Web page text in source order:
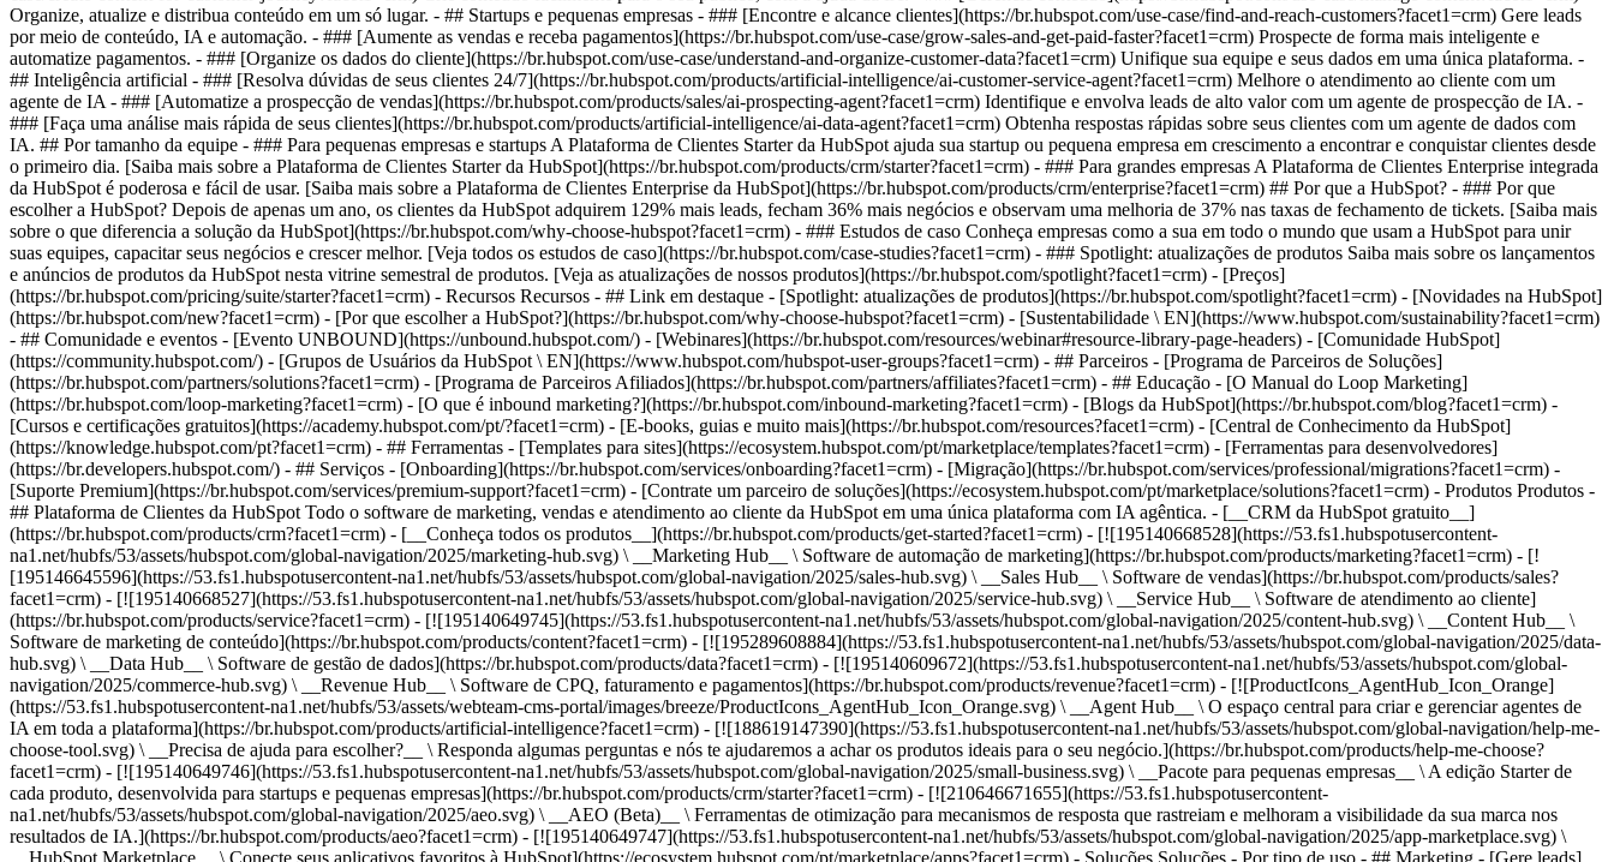
Organize, atualize e distribua conteúdo em um só lugar. - ## Startups e pequenas empresas - ### [Encontre e alcance clientes](https://br.hubspot.com/use-case/find-and-reach-customers?facet1=crm) Gere leads
por meio de conteúdo, IA e automação. - ### [Aumente as vendas e receba pagamentos](https://br.hubspot.com/use-case/grow-sales-and-get-paid-faster?facet1=crm) Prospecte de forma mais inteligente e
automatize pagamentos. - ### [Organize os dados do cliente](https://br.hubspot.com/use-case/understand-and-organize-customer-data?facet1=crm) Unifique sua equipe e seus dados em uma única plataforma. -
## Inteligência artificial - ### [Resolva dúvidas de seus clientes 24/7](https://br.hubspot.com/products/artificial-intelligence/ai-customer-service-agent?facet1=crm) Melhore o atendimento ao cliente com um
agente de IA - ### [Automatize a prospecção de vendas](https://br.hubspot.com/products/sales/ai-prospecting-agent?facet1=crm) Identifique e envolva leads de alto valor com um agente de prospecção de IA. -
### [Faça uma análise mais rápida de seus clientes](https://br.hubspot.com/products/artificial-intelligence/ai-data-agent?facet1=crm) Obtenha respostas rápidas sobre seus clientes com um agente de dados com
IA. ## Por tamanho da equipe - ### Para pequenas empresas e startups A Plataforma de Clientes Starter da HubSpot ajuda sua startup ou pequena empresa em crescimento a encontrar e conquistar clientes desde
o primeiro dia. [Saiba mais sobre a Plataforma de Clientes Starter da HubSpot](https://br.hubspot.com/products/crm/starter?facet1=crm) - ### Para grandes empresas A Plataforma de Clientes Enterprise integrada
da HubSpot é poderosa e fácil de usar. [Saiba mais sobre a Plataforma de Clientes Enterprise da HubSpot](https://br.hubspot.com/products/crm/enterprise?facet1=crm) ## Por que a HubSpot? - ### Por que
escolher a HubSpot? Depois de apenas um ano, os clientes da HubSpot adquirem 129% mais leads, fecham 36% mais negócios e observam uma melhoria de 37% nas taxas de fechamento de tickets. [Saiba mais
sobre o que diferencia a solução da HubSpot](https://br.hubspot.com/why-choose-hubspot?facet1=crm) - ### Estudos de caso Conheça empresas como a sua em todo o mundo que usam a HubSpot para unir
suas equipes, capacitar seus negócios e crescer melhor. [Veja todos os estudos de caso](https://br.hubspot.com/case-studies?facet1=crm) - ### Spotlight: atualizações de produtos Saiba mais sobre os lançamentos
e anúncios de produtos da HubSpot nesta vitrine semestral de produtos. [Veja as atualizações de nossos produtos](https://br.hubspot.com/spotlight?facet1=crm) - [Preços]
(https://br.hubspot.com/pricing/suite/starter?facet1=crm) - Recursos Recursos - ## Link em destaque - [Spotlight: atualizações de produtos](https://br.hubspot.com/spotlight?facet1=crm) - [Novidades na HubSpot]
(https://br.hubspot.com/new?facet1=crm) - [Por que escolher a HubSpot?](https://br.hubspot.com/why-choose-hubspot?facet1=crm) - [Sustentabilidade \ EN](https://www.hubspot.com/sustainability?facet1=crm)
- ## Comunidade e eventos - [Evento UNBOUND](https://unbound.hubspot.com/) - [Webinares](https://br.hubspot.com/resources/webinar#resource-library-page-headers) - [Comunidade HubSpot]
(https://community.hubspot.com/) - [Grupos de Usuários da HubSpot \ EN](https://www.hubspot.com/hubspot-user-groups?facet1=crm) - ## Parceiros - [Programa de Parceiros de Soluções]
(https://br.hubspot.com/partners/solutions?facet1=crm) - [Programa de Parceiros Afiliados](https://br.hubspot.com/partners/affiliates?facet1=crm) - ## Educação - [O Manual do Loop Marketing]
(https://br.hubspot.com/loop-marketing?facet1=crm) - [O que é inbound marketing?](https://br.hubspot.com/inbound-marketing?facet1=crm) - [Blogs da HubSpot](https://br.hubspot.com/blog?facet1=crm) -
[Cursos e certificações gratuitos](https://academy.hubspot.com/pt/?facet1=crm) - [E-books, guias e muito mais](https://br.hubspot.com/resources?facet1=crm) - [Central de Conhecimento da HubSpot]
(https://knowledge.hubspot.com/pt?facet1=crm) - ## Ferramentas - [Templates para sites](https://ecosystem.hubspot.com/pt/marketplace/templates?facet1=crm) - [Ferramentas para desenvolvedores]
(https://br.developers.hubspot.com/) - ## Serviços - [Onboarding](https://br.hubspot.com/services/onboarding?facet1=crm) - [Migração](https://br.hubspot.com/services/professional/migrations?facet1=crm) -
[Suporte Premium](https://br.hubspot.com/services/premium-support?facet1=crm) - [Contrate um parceiro de soluções](https://ecosystem.hubspot.com/pt/marketplace/solutions?facet1=crm) - Produtos Produtos - ## Plataforma de Clientes da HubSpot Todo o software de marketing, vendas e atendimento ao cliente da HubSpot em uma única plataforma com IA agêntica. - [__CRM da HubSpot gratuito__](https://br.hubspot.com/products/crm?facet1=crm) - [__Conheça todos os produtos__](https://br.hubspot.com/products/get-started?facet1=crm) - [![195140668528](https://53.fs1.hubspotusercontent-na1.net/hubfs/53/assets/hubspot.com/global-navigation/2025/marketing-hub.svg) \ __Marketing Hub__ \ Software de automação de marketing](https://br.hubspot.com/products/marketing?facet1=crm) - [![195146645596](https://53.fs1.hubspotusercontent-na1.net/hubfs/53/assets/hubspot.com/global-navigation/2025/sales-hub.svg) \ __Sales Hub__ \ Software de vendas](https://br.hubspot.com/products/sales?facet1=crm) - [![195140668527](https://53.fs1.hubspotusercontent-na1.net/hubfs/53/assets/hubspot.com/global-navigation/2025/service-hub.svg) \ __Service Hub__ \ Software de atendimento ao cliente](https://br.hubspot.com/products/service?facet1=crm) - [![195140649745](https://53.fs1.hubspotusercontent-na1.net/hubfs/53/assets/hubspot.com/global-navigation/2025/content-hub.svg) \ __Content Hub__ \ Software de marketing de conteúdo](https://br.hubspot.com/products/content?facet1=crm) - [![195289608884](https://53.fs1.hubspotusercontent-na1.net/hubfs/53/assets/hubspot.com/global-navigation/2025/data-hub.svg) \ __Data Hub__ \ Software de gestão de dados](https://br.hubspot.com/products/data?facet1=crm) - [![195140609672](https://53.fs1.hubspotusercontent-na1.net/hubfs/53/assets/hubspot.com/global-navigation/2025/commerce-hub.svg) \ __Revenue Hub__ \ Software de CPQ, faturamento e pagamentos](https://br.hubspot.com/products/revenue?facet1=crm) - [![ProductIcons_AgentHub_Icon_Orange](https://53.fs1.hubspotusercontent-na1.net/hubfs/53/assets/webteam-cms-portal/images/breeze/ProductIcons_AgentHub_Icon_Orange.svg) \ __Agent Hub__ \ O espaço central para criar e gerenciar agentes de IA em toda a plataforma](https://br.hubspot.com/products/artificial-intelligence?facet1=crm) - [![188619147390](https://53.fs1.hubspotusercontent-na1.net/hubfs/53/assets/hubspot.com/global-navigation/help-me-choose-tool.svg) \ __Precisa de ajuda para escolher?__ \ Responda algumas perguntas e nós te ajudaremos a achar os produtos ideais para o seu negócio.](https://br.hubspot.com/products/help-me-choose?facet1=crm) - [![195140649746](https://53.fs1.hubspotusercontent-na1.net/hubfs/53/assets/hubspot.com/global-navigation/2025/small-business.svg) \ __Pacote para pequenas empresas__ \ A edição Starter de cada produto, desenvolvida para startups e pequenas empresas](https://br.hubspot.com/products/crm/starter?facet1=crm) - [![210646671655](https://53.fs1.hubspotusercontent-na1.net/hubfs/53/assets/hubspot.com/global-navigation/2025/aeo.svg) \ __AEO (Beta)__ \ Ferramentas de otimização para mecanismos de resposta que rastreiam e melhoram a visibilidade da sua marca nos resultados de IA.](https://br.hubspot.com/products/aeo?facet1=crm) - [![195140649747](https://53.fs1.hubspotusercontent-na1.net/hubfs/53/assets/hubspot.com/global-navigation/2025/app-marketplace.svg) \ __HubSpot Marketplace__ \ Conecte seus aplicativos favoritos à HubSpot](https://ecosystem.hubspot.com/pt/marketplace/apps?facet1=crm) - Soluções Soluções - Por tipo de uso - ## Marketing - [Gere leads](https://br.hubspot.com/use-case/drive-revenue-high-quality-leads?facet1=crm) - [Automatize o marketing](https://br.hubspot.com/use-case/maximize-efficiency-ai-automation?facet1=crm) - ## Vendas - [Crie pipelines](https://br.hubspot.com/use-case/build-sales-pipeline?facet1=crm) - [Fechar negócios](https://br.hubspot.com/use-case/close-more-deals?facet1=crm) - ## Atendimento ao cliente - [Expanda o suporte](https://br.hubspot.com/use-case/scale-customer-service-support?facet1=crm) - [Melhore a retenção](https://br.hubspot.com/use-case/drive-customer-satisfaction?facet1=crm) - ## Conteúdo - [Crie conteúdo](https://br.hubspot.com/use-case/create-content-for-customer-journey?facet1=crm) - [Gerencie conteúdo](https://br.hubspot.com/use-case/manage-content?facet1=crm) - ## Startups e pequenas empresas - [Encontre e alcance clientes](https://br.hubspot.com/use-case/find-and-reach-customers?facet1=crm) - [Aumente as vendas e receba pagamentos](https://br.hubspot.com/use-case/grow-sales-and-get-paid-faster?facet1=crm) - [Organize os dados do cliente](https://br.hubspot.com/use-case/understand-and-organize-customer-data?facet1=crm) - ## Inteligência artificial - [Resolva dúvidas de seus clientes 24/7](https://br.hubspot.com/products/artificial-intelligence/ai-customer-service-agent?facet1=crm) - [Automatize a prospecção de vendas](https://br.hubspot.com/products/sales/ai-prospecting-agent?facet1=crm) - [Faça uma análise mais rápida de seus clientes](https://br.hubspot.com/products/artificial-intelligence/ai-data-agent?facet1=crm) - Por tamanho da equipe - ## Por tamanho da equipe - ![195309752641](https://53.fs1.hubspotusercontent-na1.net/hub/53/hubfs/assets/hubspot.com/global-navigation/2025/Small%20Businesses%20%26%20Start%20ups.webp?width=1035&height=450&name=Small%20Businesses%20%26%20Start%20ups.webp) ### Para pequenas empresas e startups A Plataforma de Clientes Starter da HubSpot ajuda sua startup ou pequena empresa em crescimento a encontrar e conquistar clientes desde o primeiro dia. [Saiba mais sobre a Plataforma de Clientes Starter da HubSpot](https://br.hubspot.com/products/crm/starter?facet1=crm) - ![195309752642](https://53.fs1.hubspotusercontent-na1.net/hub/53/hubfs/assets/hubspot.com/global-navigation/2025/Enterprise.webp?width=1035&height=450&name=Enterprise.webp) ### Para grandes empresas A Plataforma de Clientes Enterprise integrada da HubSpot é poderosa e fácil de usar. [Saiba mais sobre a Plataforma de Clientes Enterprise da HubSpot](https://br.hubspot.com/products/crm/enterprise?facet1=crm) - Por que a HubSpot? - ## Por que a HubSpot? - ![195309752643](https://53.fs1.hubspotusercontent-na1.net/hub/53/hubfs/assets/hubspot.com/global-navigation/2025/Why%20Choose%20HubSpot.webp?width=1035&height=450&name=Why%20Choose%20HubSpot.webp) ### Por que escolher a HubSpot? Depois de apenas um ano, os clientes da HubSpot adquirem 129% mais leads, fecham 36% mais negócios e observam uma melhoria de 37% nas taxas de fechamento de tickets. [Saiba mais sobre o que diferencia a solução da HubSpot](https://br.hubspot.com/why-choose-hubspot?facet1=crm) - ![195303448595](https://53.fs1.hubspotusercontent-na1.net/hub/53/hubfs/assets/hubspot.com/global-navigation/2025/Case%20Studies.webp?width=1035&height=450&name=Case%20Studies.webp) ### Estudos de caso Conheça empresas como a sua em todo o mundo que usam a HubSpot para unir suas equipes, capacitar seus negócios e crescer melhor. [Veja todos os estudos de caso](https://br.hubspot.com/case-studies?facet1=crm) - ![191228329371](https://53.fs1.hubspotusercontent-na1.net/hub/53/hubfs/spotlight_resized_518x225.png?width=518&height=225&name=spotlight_resized_518x225.png) ### Spotlight: atualizações de produtos Saiba mais sobre os lançamentos e anúncios de produtos da HubSpot nesta vitrine semestral de produtos. [Veja as atualizações de nossos produtos](https://br.hubspot.com/spotlight?facet1=crm) - [Preços](https://br.hubspot.com/pricing/suite/starter?facet1=crm) - Recursos Recursos - ## Link em destaque - [Spotlight: atualizações de produtos](https://br.hubspot.com/spotlight?facet1=crm) - [Novidades na HubSpot](https://br.hubspot.com/new?facet1=crm) - [Por que escolher a HubSpot?](https://br.hubspot.com/why-choose-hubspot?facet1=crm) - [Sustentabilidade \ EN](https://www.hubspot.com/sustainability?facet1=crm) - ## Comunidade e eventos - [Evento UNBOUND](https://unbound.hubspot.com/) - [Webinares](https://br.hubspot.com/resources/webinar#resource-library-page-headers) - [Comunidade HubSpot](https://community.hubspot.com/) - [Grupos de Usuários da HubSpot \ EN](https://www.hubspot.com/hubspot-user-groups?facet1=crm) - ## Parceiros - [Programa de Parceiros de Soluções](https://br.hubspot.com/partners/solutions?facet1=crm) - [Programa de Parceiros Afiliados](https://br.hubspot.com/partners/affiliates?facet1=crm) - ## Educação - [O Manual do Loop Marketing](https://br.hubspot.com/loop-marketing?facet1=crm) - [O que é inbound marketing?](https://br.hubspot.com/inbound-marketing?facet1=crm) - [Blogs da HubSpot](https://br.hubspot.com/blog?facet1=crm) - [Cursos e certificações gratuitos](https://academy.hubspot.com/pt/?facet1=crm) - [E-books, guias e muito mais](https://br.hubspot.com/resources?facet1=crm) - [Central de Conhecimento da HubSpot](https://knowledge.hubspot.com/pt?facet1=crm) - ## Ferramentas - [Templates para sites](https://ecosystem.hubspot.com/pt/marketplace/templates?facet1=crm) - [Ferramentas para desenvolvedores](https://br.developers.hubspot.com/) - ## Serviços - [Onboarding](https://br.hubspot.com/services/onboarding?facet1=crm) - [Migração](https://br.hubspot.com/services/professional/migrations?facet1=crm) - [Suporte Premium](https://br.hubspot.com/services/premium-support?facet1=cr